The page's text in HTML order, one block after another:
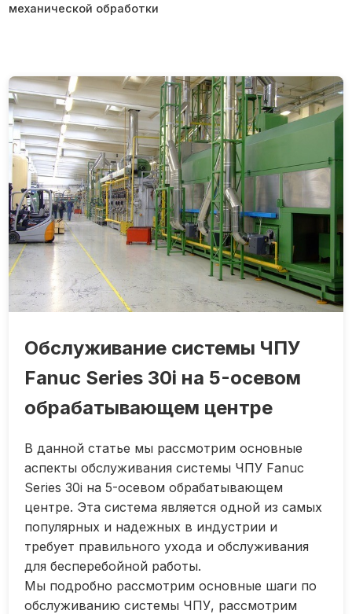
Обслуживание системы ЧПУ
Fanuc Series 30i на 5-осевом
обрабатывающем центре
В данной статье мы рассмотрим основные
аспекты обслуживания системы ЧПУ Fanuc
Series 30i на 5-осевом обрабатывающем
центре. Эта система является одной из самых
популярных и надежных в индустрии и
требует правильного ухода и обслуживания
для бесперебойной работы.
Мы подробно рассмотрим основные шаги по
обслуживанию системы ЧПУ, рассмотрим
механической обработки